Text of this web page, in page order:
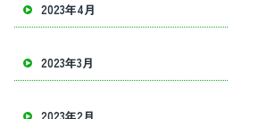
2023年4月
2023年3月